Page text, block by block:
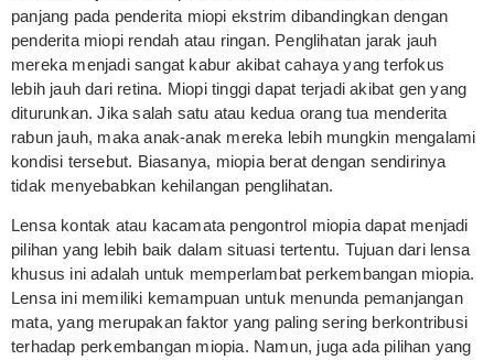
panjang pada penderita miopi ekstrim dibandingkan dengan
penderita miopi rendah atau ringan. Penglihatan jarak jauh
mereka menjadi sangat kabur akibat cahaya yang terfokus
lebih jauh dari retina. Miopi tinggi dapat terjadi akibat gen yang
diturunkan. Jika salah satu atau kedua orang tua menderita
rabun jauh, maka anak-anak mereka lebih mungkin mengalami
kondisi tersebut. Biasanya, miopia berat dengan sendirinya
tidak menyebabkan kehilangan penglihatan.
Lensa kontak atau kacamata pengontrol miopia dapat menjadi
pilihan yang lebih baik dalam situasi tertentu. Tujuan dari lensa
khusus ini adalah untuk memperlambat perkembangan miopia.
Lensa ini memiliki kemampuan untuk menunda pemanjangan
mata, yang merupakan faktor yang paling sering berkontribusi
terhadap perkembangan miopia. Namun, juga ada pilihan yang